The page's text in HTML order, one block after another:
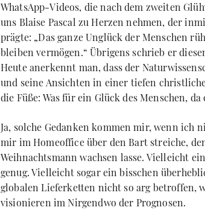
WhatsApp-Videos, die nach dem zweiten
uns Blaise Pascal zu Herzen nehmen, der
prägte: „Das ganze Unglück der Menschen
bleiben vermögen.“ Übrigens schrieb er
Heute anerkennt man, dass der
und seine Ansichten in einer tiefen
die Füße: Was für ein Glück des Menschen,
Ja, solche Gedanken kommen mir, wenn ich
mir im Homeoffice über den Bart streiche,
Weihnachtsmann wachsen lasse. Vielleicht
genug. Vielleicht sogar ein bisschen
globalen Lieferketten nicht so arg betroffen,
visionieren im Nirgendwo der Prognosen.